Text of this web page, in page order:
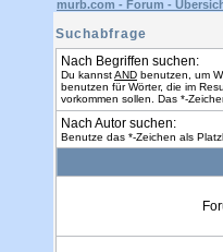
murb.com - Forum -
Suchabfrage
Nach Begriffen suchen:
Du kannstAND benutzen, um
benutzen für Wörter, die im
vorkommen sollen. Das *-
Nach Autor suchen:
Benutze das *-Zeichen als